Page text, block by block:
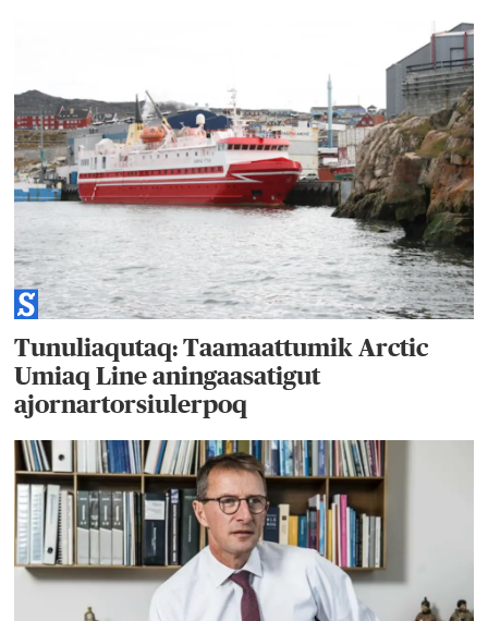
Tunuliaqutaq: Taamaattumik Arctic
Umiaq Line aningaasatigut
ajornartorsiulerpoq